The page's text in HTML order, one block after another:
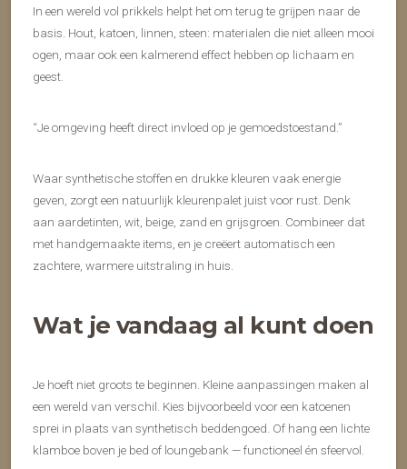
In een wereld vol prikkels helpt het om terug te grijpen naar de
basis. Hout, katoen, linnen, steen: materialen die niet alleen mooi
ogen, maar ook een kalmerend effect hebben op lichaam en
geest.
“Je omgeving heeft direct invloed op je gemoedstoestand.”
Waar synthetische stoffen en drukke kleuren vaak energie
geven, zorgt een natuurlijk kleurenpalet juist voor rust. Denk
aan aardetinten, wit, beige, zand en grijsgroen. Combineer dat
met handgemaakte items, en je creëert automatisch een
zachtere, warmere uitstraling in huis.
Wat je vandaag al kunt doen
Je hoeft niet groots te beginnen. Kleine aanpassingen maken al
een wereld van verschil. Kies bijvoorbeeld voor een katoenen
sprei in plaats van synthetisch beddengoed. Of hang een lichte
klamboe boven je bed of loungebank — functioneel én sfeervol.